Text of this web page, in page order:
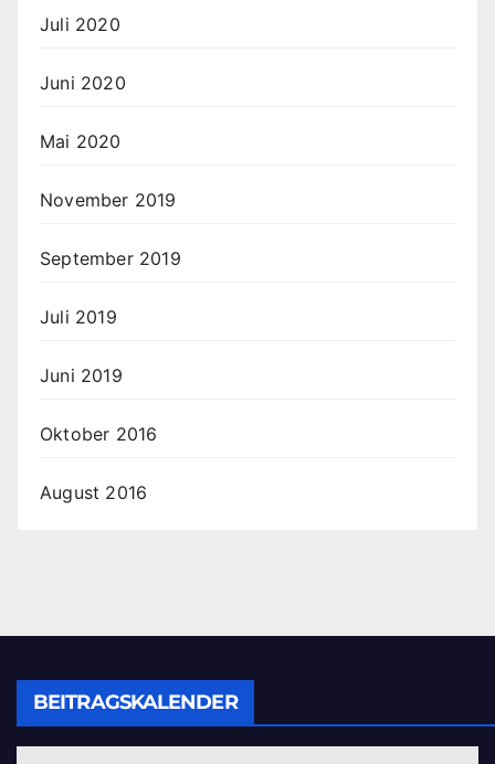
Juli 2020
Juni 2020
Mai 2020
November 2019
September 2019
Juli 2019
Juni 2019
Oktober 2016
August 2016
BEITRAGSKALENDER